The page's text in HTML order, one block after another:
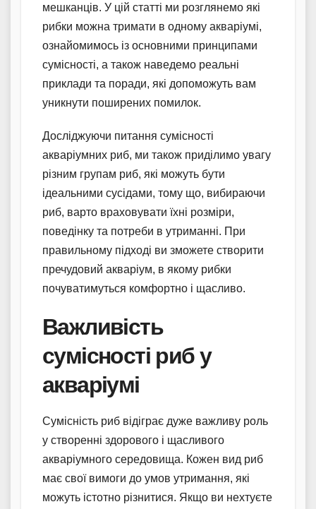
мешканців. У цій статті ми розглянемо які
рибки можна тримати в одному акваріумі,
ознайомимось із основними принципами
сумісності, а також наведемо реальні
приклади та поради, які допоможуть вам
уникнути поширених помилок.
Досліджуючи питання сумісності
акваріумних риб, ми також приділимо увагу
різним групам риб, які можуть бути
ідеальними сусідами, тому що, вибираючи
риб, варто враховувати їхні розміри,
поведінку та потреби в утриманні. При
правильному підході ви зможете створити
пречудовий акваріум, в якому рибки
почуватимуться комфортно і щасливо.
Важливість
сумісності риб у
акваріумі
Сумісність риб відіграє дуже важливу роль
у створенні здорового і щасливого
акваріумного середовища. Кожен вид риб
має свої вимоги до умов утримання, які
можуть істотно різнитися. Якщо ви нехтуєте